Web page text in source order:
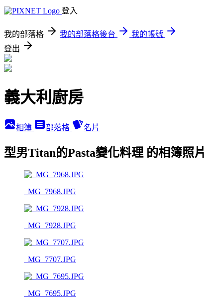
登入
我的部落格 我的部落格後台
我的帳號
登出
義大利廚房
相簿 部落格 名片
型男Titan的Pasta變化料理 的相簿照片
_MG_7968.JPG
_MG_7928.JPG
_MG_7707.JPG
_MG_7695.JPG